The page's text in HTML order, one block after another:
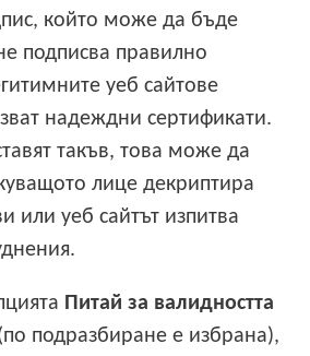
който може да бъде
подписва правилно
уеб сайтове
надеждни сертификати.
такъв, това може да
лице декриптира
или уеб сайтът изпитва
Питай за валидността
подразбиране е избрана),